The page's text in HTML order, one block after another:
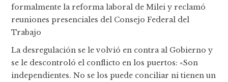
formalmente la reforma laboral de Milei y reclamó
reuniones presenciales del Consejo Federal del
Trabajo
La desregulación se le volvió en contra al Gobierno y
se le descontroló el conflicto en los puertos: «Son
independientes. No se los puede conciliar ni tienen un